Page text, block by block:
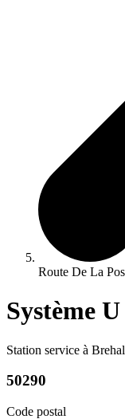
Route De La
Système
Station service à Brehal
50290
Code postal